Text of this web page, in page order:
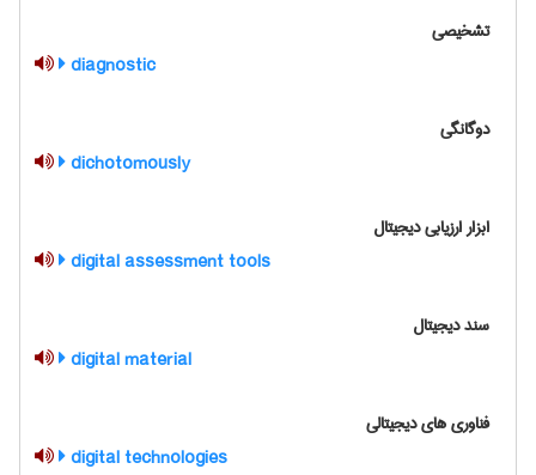
تشخیصی
diagnostic
دوگانگی
dichotomously
ابزار ارزیابی دیجیتال
digital assessment tools
سند دیجیتال
digital material
فناوری های دیجیتالی
digital technologies